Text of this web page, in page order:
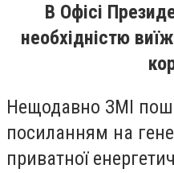
В Офісі
необхідністю
Нещодавно ЗМІ
посиланням на
приватної